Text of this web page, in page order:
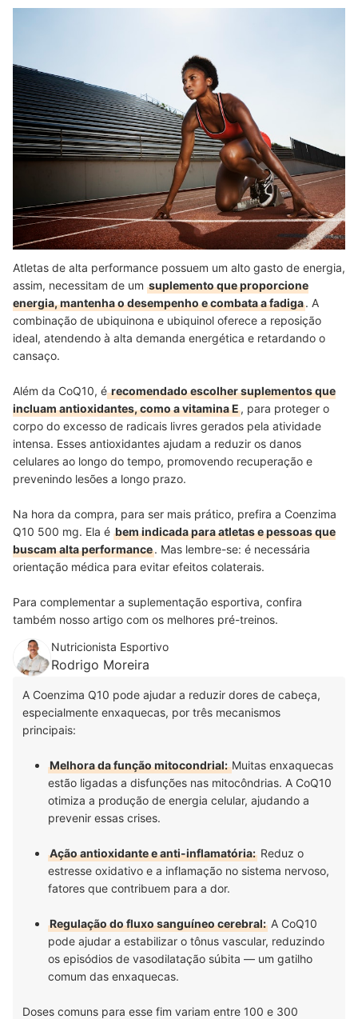
Atletas de alta performance possuem um alto gasto de energia,
assim, necessitam de um suplemento que proporcione
energia, mantenha o desempenho e combata a fadiga. A
combinação de ubiquinona e ubiquinol oferece a reposição
ideal, atendendo à alta demanda energética e retardando o
cansaço.
Além da CoQ10, érecomendado escolher suplementos que
incluam antioxidantes, como a vitamina E, para proteger o
corpo do excesso de radicais livres gerados pela atividade
intensa. Esses antioxidantes ajudam a reduzir os danos
celulares ao longo do tempo, promovendo recuperação e
prevenindo lesões a longo prazo.
Na hora da compra, para ser mais prático, prefira a Coenzima
Q10 500 mg. Ela é bem indicada para atletas e pessoas que
buscam alta performance. Mas lembre-se: é necessária
orientação médica para evitar efeitos colaterais.
Para complementar a suplementação esportiva, confira
também nosso artigo com os melhores pré-treinos.
Nutricionista Esportivo
Rodrigo Moreira
A Coenzima Q10 pode ajudar a reduzir dores de cabeça,
especialmente enxaquecas, por três mecanismos
principais:
Melhora da função mitocondrial:Muitas enxaquecas
estão ligadas a disfunções nas mitocôndrias. A CoQ10
otimiza a produção de energia celular, ajudando a
prevenir essas crises.
Ação antioxidante e anti-inflamatória: Reduz o
estresse oxidativo e a inflamação no sistema nervoso,
fatores que contribuem para a dor.
Regulação do fluxo sanguíneo cerebral: A CoQ10
pode ajudar a estabilizar o tônus vascular, reduzindo
os episódios de vasodilatação súbita — um gatilho
comum das enxaquecas.
Doses comuns para esse fim variam entre 100 e 300